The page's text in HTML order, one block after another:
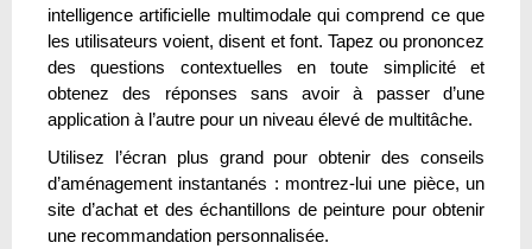
intelligence artificielle multimodale qui comprend ce que
les utilisateurs voient, disent et font. Tapez ou prononcez
des questions contextuelles en toute simplicité et
obtenez des réponses sans avoir à passer d’une
application à l’autre pour un niveau élevé de multitâche.
Utilisez l’écran plus grand pour obtenir des conseils
d’aménagement instantanés : montrez-lui une pièce, un
site d’achat et des échantillons de peinture pour obtenir
une recommandation personnalisée.